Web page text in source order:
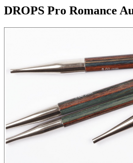
DROPS Pro Romance